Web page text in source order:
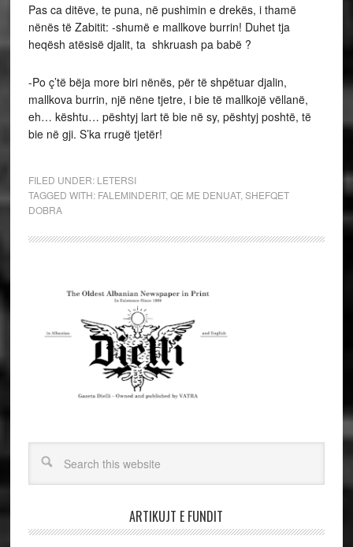
Pas ca ditëve, te puna, në pushimin e drekës, i thamë
nënës të Zabitit: -shumë e mallkove burrin! Duhet tja
heqësh atësisë djalit, ta shkruash pa babë ?
-Po ç’të bëja more biri nënës, për të shpëtuar djalin,
mallkova burrin, një nëne tjetre, i bie të mallkojë vëllanë,
eh… kështu… pështyj lart të bie në sy, pështyj poshtë, të
bie në gji. S’ka rrugë tjetër!
FILED UNDER: LETERSI
TAGGED WITH: FALEMINDERIT, QE ME DENUAT, SHEFQET
DOBRA
ARTIKUJT E FUNDIT